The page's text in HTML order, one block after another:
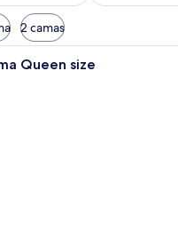
s
2 camas
Habitación de hotel con una
Queen size